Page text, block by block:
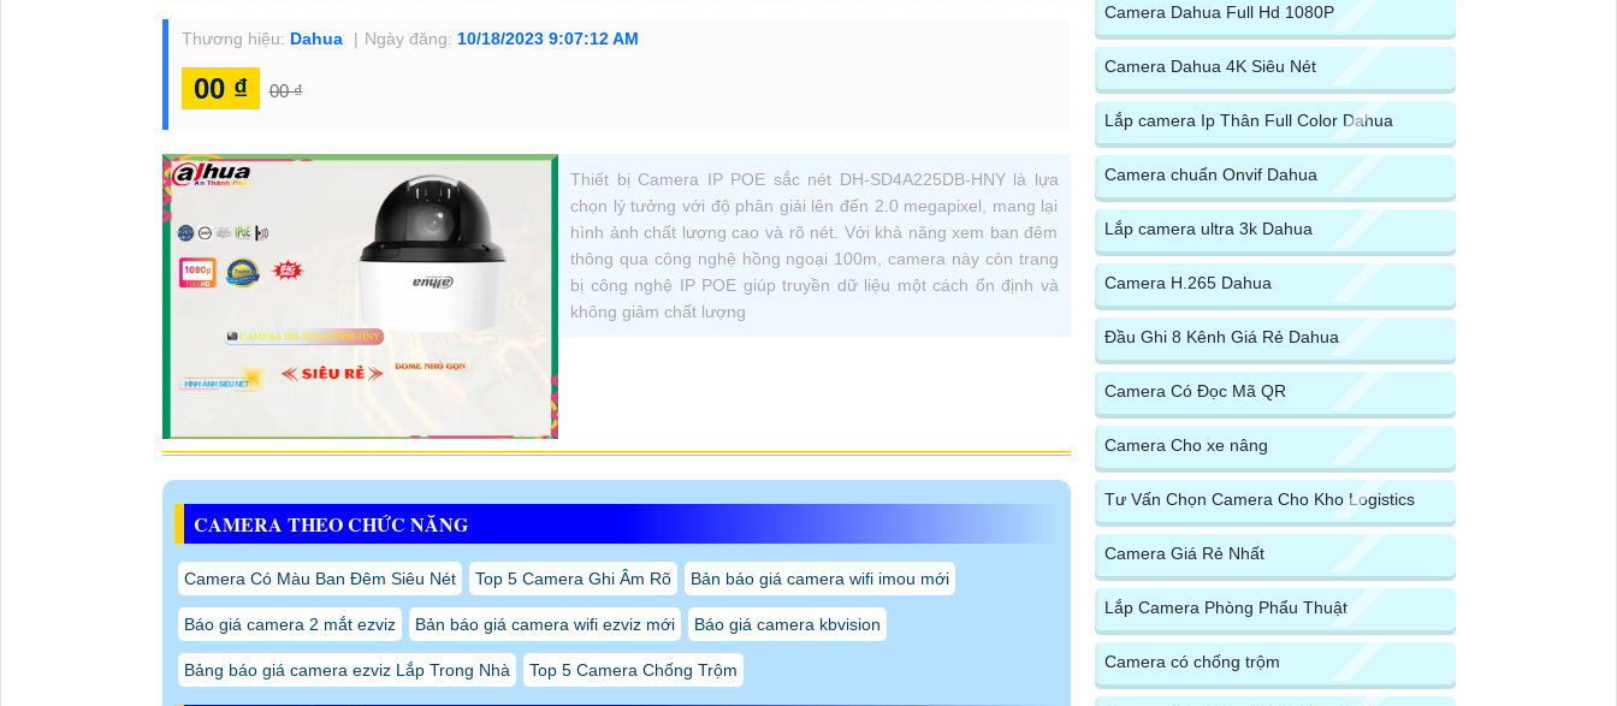
Thương hiệu: Dahua Ngày đăng: 10/18/2023 9:07:12 AM
00 ₫ 00 ₫
Thiết bị Camera IP POE sắc nét DH-SD4A225DB-HNY là lựa
chọn lý tưởng với độ phân giải lên đến 2.0 megapixel, mang lại
hình ảnh chất lượng cao và rõ nét. Với khả năng xem ban đêm
thông qua công nghệ hồng ngoại 100m, camera này còn trang
bị công nghệ IP POE giúp truyền dữ liệu một cách ổn định và
không giảm chất lượng
CAMERA THEO CHỨC NĂNG
Camera Có Màu Ban Đêm Siêu Nét Top 5 Camera Ghi Âm Rõ Bản báo giá camera wifi imou mới
Báo giá camera 2 mắt ezviz Bản báo giá camera wifi ezviz mới Báo giá camera kbvision
Bảng báo giá camera ezviz Lắp Trong Nhà Top 5 Camera Chống Trộm
Camera Dahua Full Hd 1080P
Camera Dahua 4K Siêu Nét
Lắp camera Ip Thân Full Color Dahua
Camera chuẩn Onvif Dahua
Lắp camera ultra 3k Dahua
Camera H.265 Dahua
Đầu Ghi 8 Kênh Giá Rẻ Dahua
Camera Có Đọc Mã QR
Camera Cho xe nâng
Tư Vấn Chọn Camera Cho Kho Logistics
Camera Giá Rẻ Nhất
Lắp Camera Phòng Phẩu Thuật
Camera có chống trộm